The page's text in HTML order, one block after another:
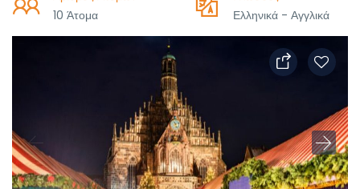
10 Άτομα
Ελληνικά - Αγγλικά